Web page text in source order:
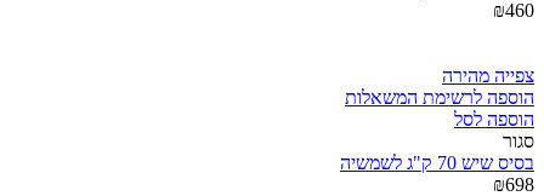
₪460
צפייה מהירה
הוספה לרשימת המשאלות
הוספה לסל
סגור
בסיס שיש 70 ק"ג לשמשיה
₪698